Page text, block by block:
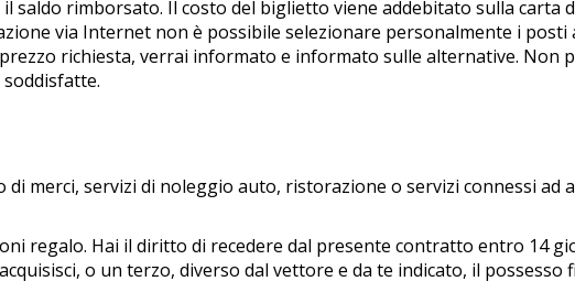
saldo rimborsato. Il costo del biglietto viene addebitato sulla carta
via Internet non è possibile selezionare personalmente i
richiesta, verrai informato e informato sulle alternative. Non
merci, servizi di noleggio auto, ristorazione o servizi connessi ad
regalo. Hai il diritto di recedere dal presente contratto entro 14
o un terzo, diverso dal vettore e da te indicato, il possesso